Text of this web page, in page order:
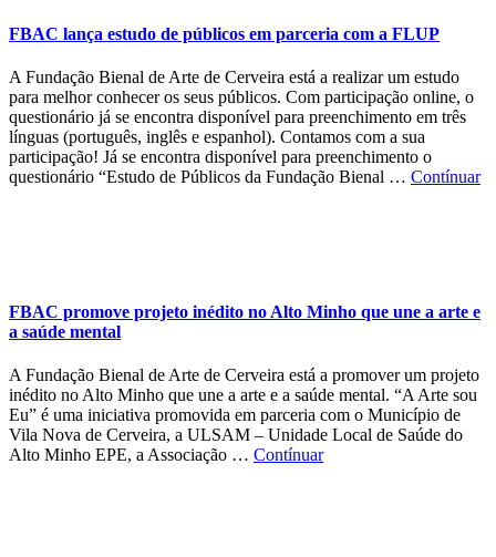
FBAC lança estudo de públicos em parceria com a FLUP
A Fundação Bienal de Arte de Cerveira está a realizar um estudo
para melhor conhecer os seus públicos. Com participação online, o
questionário já se encontra disponível para preenchimento em três
línguas (português, inglês e espanhol). Contamos com a sua
participação! Já se encontra disponível para preenchimento o
questionário “Estudo de Públicos da Fundação Bienal … Contínuar
FBAC promove projeto inédito no Alto Minho que une a arte e
a saúde mental
A Fundação Bienal de Arte de Cerveira está a promover um projeto
inédito no Alto Minho que une a arte e a saúde mental. “A Arte sou
Eu” é uma iniciativa promovida em parceria com o Município de
Vila Nova de Cerveira, a ULSAM – Unidade Local de Saúde do
Alto Minho EPE, a Associação … Contínuar